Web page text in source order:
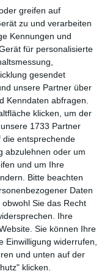
greifen auf
zu und verarbeiten
Kennungen und
für personalisierte
gesendet
unsere Partner über
Kenndaten abfragen.
klicken, um der
1733 Partner
die entsprechende
abzulehnen oder um
und um Ihre
Bitte beachten
Daten
Sie das Recht
Ihre
Sie können Ihre
Einwilligung widerrufen,
und unten auf der
klicken.
...
DIESEN